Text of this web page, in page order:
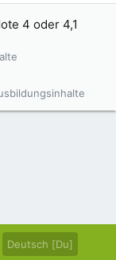
4 oder 4,1
Deutsch [Du]